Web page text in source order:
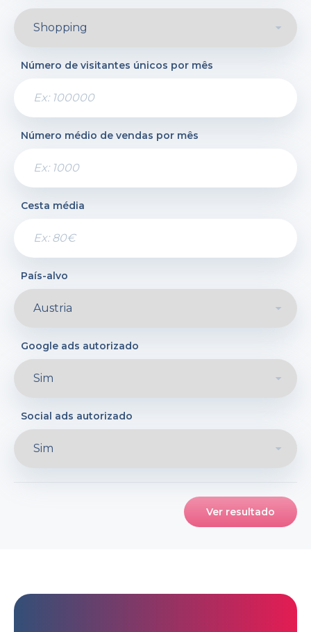
Número de visitantes únicos por mês
Número médio de vendas por mês
Cesta média
País-alvo
Google ads autorizado
Social ads autorizado
Ver resultado